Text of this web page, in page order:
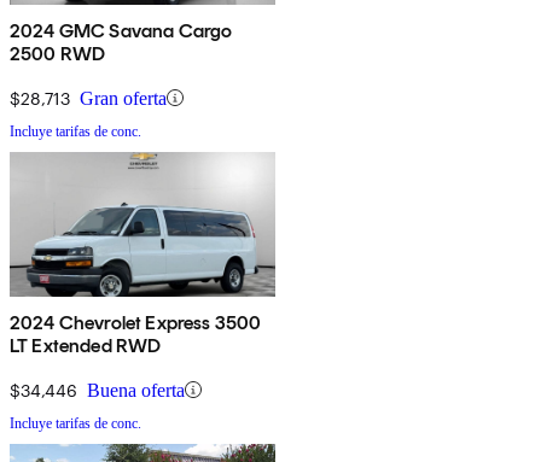
2024 GMC Savana Cargo
2500 RWD
$28,713 Gran oferta
Incluye tarifas de conc.
2024 Chevrolet Express 3500
LT Extended RWD
$34,446 Buena oferta
Incluye tarifas de conc.